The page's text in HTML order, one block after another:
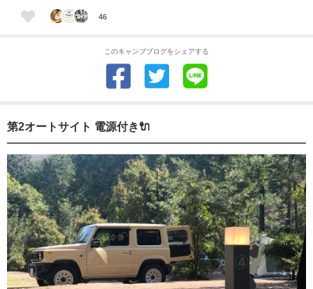
46
このキャンプブログをシェアする
第2オートサイト 電源付き🔌